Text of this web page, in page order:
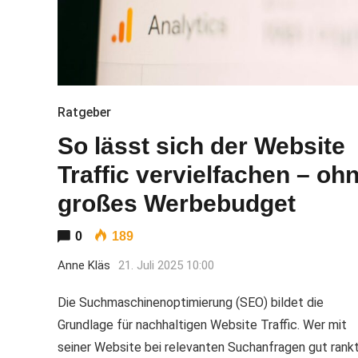
Ratgeber
So lässt sich der Website
Traffic vervielfachen –
großes Werbebudget
0 189
Anne Kläs 21. Juli 2025 10:00
Die Suchmaschinenoptimierung (SEO) bildet die
Grundlage für nachhaltigen Website Traffic. Wer mit
seiner Website bei relevanten Suchanfragen gut